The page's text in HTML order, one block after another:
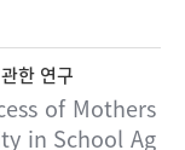
한 연구
of Mothers
in School Ag